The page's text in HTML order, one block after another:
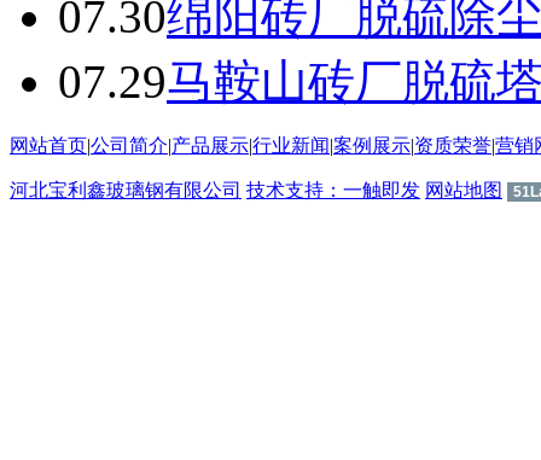
07.30绵阳砖厂脱硫除
07.29马鞍山砖厂脱硫
网站首页|公司简介|产品展示|行业新闻|案例展示|资质荣誉|营销
河北宝利鑫玻璃钢有限公司 技术支持：一触即发 网站地图